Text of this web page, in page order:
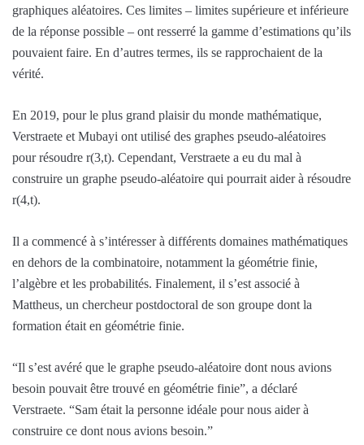
graphiques aléatoires. Ces limites – limites supérieure et inférieure
de la réponse possible – ont resserré la gamme d’estimations qu’ils
pouvaient faire. En d’autres termes, ils se rapprochaient de la
vérité.
En 2019, pour le plus grand plaisir du monde mathématique,
Verstraete et Mubayi ont utilisé des graphes pseudo-aléatoires
pour résoudre r(3,t). Cependant, Verstraete a eu du mal à
construire un graphe pseudo-aléatoire qui pourrait aider à résoudre
r(4,t).
Il a commencé à s’intéresser à différents domaines mathématiques
en dehors de la combinatoire, notamment la géométrie finie,
l’algèbre et les probabilités. Finalement, il s’est associé à
Mattheus, un chercheur postdoctoral de son groupe dont la
formation était en géométrie finie.
“Il s’est avéré que le graphe pseudo-aléatoire dont nous avions
besoin pouvait être trouvé en géométrie finie”, a déclaré
Verstraete. “Sam était la personne idéale pour nous aider à
construire ce dont nous avions besoin.”